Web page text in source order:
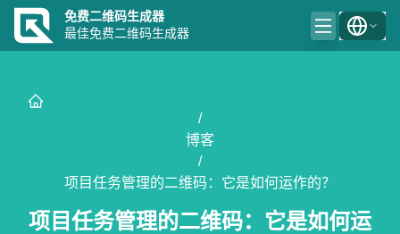
免费二维码生成器
最佳免费二维码生成器
/
博客
/
项目任务管理的二维码：它是如何运作的？
项目任务管理的二维码：它是如何运